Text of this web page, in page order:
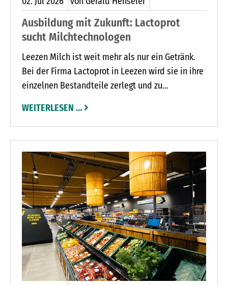
Ausbildung mit Zukunft: Lactoprot
sucht Milchtechnologen
Leezen Milch ist weit mehr als nur ein Getränk.
Bei der Firma Lactoprot in Leezen wird sie in ihre
einzelnen Bestandteile zerlegt und zu
Lebensmittelindus­trie verarbeitet. Für diese
anspruchsvollen Produktionsprozesse sucht das
Unternehmen dringend Nachwuchs.
WEITERLESEN …